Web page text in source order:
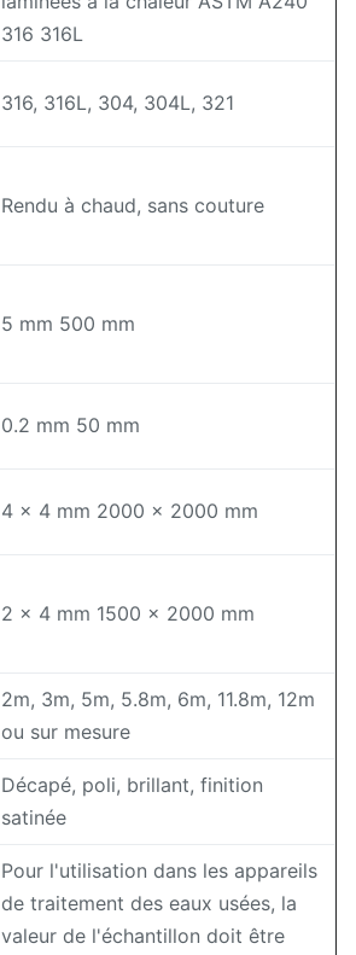
316 316L
316, 316L, 304, 304L, 321
Rendu à chaud, sans couture
5 mm 500 mm
0.2 mm 50 mm
4 × 4 mm 2000 × 2000 mm
2 × 4 mm 1500 × 2000 mm
2m, 3m, 5m, 5.8m, 6m, 11.8m, 12m
ou sur mesure
Décapé, poli, brillant, finition
satinée
Pour l'utilisation dans les appareils
de traitement des eaux usées, la
valeur de l'échantillon doit être